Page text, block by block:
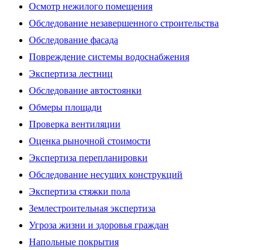
Осмотр нежилого помещения
Обследование незавершенного строительства
Обследование фасада
Повреждение системы водоснабжения
Экспертиза лестниц
Обследование автостоянки
Обмеры площади
Проверка вентиляции
Оценка рыночной стоимости
Экспертиза перепланировки
Обследование несущих конструкций
Экспертиза стяжки пола
Землестроительная экспертиза
Угроза жизни и здоровья граждан
Напольные покрытия